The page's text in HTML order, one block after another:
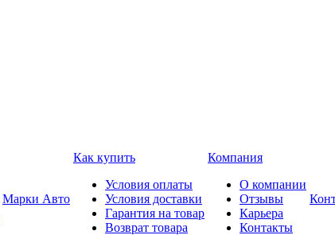
Марки Авто
Как купить
Условия оплаты
Условия доставки
Гарантия на товар
Возврат товара
Компания
О компании
Отзывы
Карьера
Контакты